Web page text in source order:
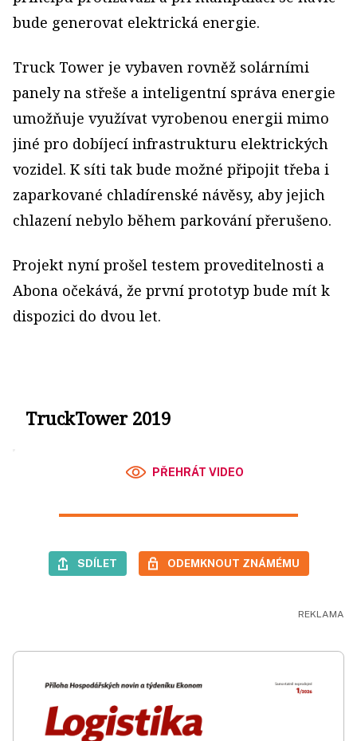
bude generovat elektrická energie.
Truck Tower je vybaven rovněž solárními
panely na střeše a inteligentní správa energie
umožňuje využívat vyrobenou energii mimo
jiné pro dobíjecí infrastrukturu elektrických
vozidel. K síti tak bude možné připojit třeba i
zaparkované chladírenské návěsy, aby jejich
chlazení nebylo během parkování přerušeno.
Projekt nyní prošel testem proveditelnosti a
Abona očekává, že první prototyp bude mít k
dispozici do dvou let.
TruckTower 2019
PŘEHRÁT VIDEO
SDÍLET ODEMKNOUT ZNÁMÉMU